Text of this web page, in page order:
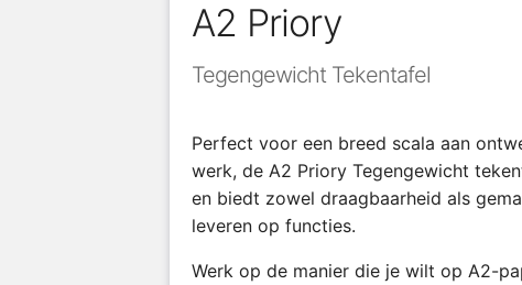
A2 Priory
Tegengewicht Tekentafel
Perfect voor een breed scala aan
werk, de A2 Priory Tegengewicht
en biedt zowel draagbaarheid als
leveren op functies.
Werk op de manier die je wilt op A2-